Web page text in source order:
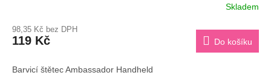
produktu
je
z
Skladem
98,35 Kč bez DPH
119 Kč Do košíku
Barvicí štětec Ambassador Handheld